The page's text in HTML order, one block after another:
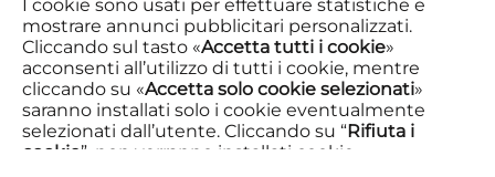
I cookie sono usati per effettuare statistiche e
mostrare annunci pubblicitari personalizzati.
Cliccando sul tasto «Accetta tutti i cookie»
acconsenti all’utilizzo di tutti i cookie, mentre
cliccando su «Accetta solo cookie selezionati»
saranno installati solo i cookie eventualmente
selezionati dall’utente. Cliccando su “Rifiuta i
cookie”, non verranno installati cookie.